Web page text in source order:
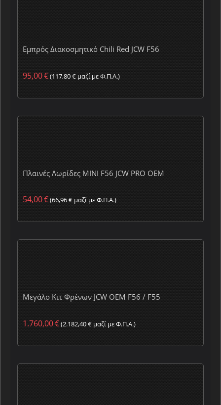
Εμπρός Διακοσμητικό Chili Red JCW F56
95,00€(117,80€ μαζί με Φ.Π.Α.)
Πλαινές Λωρίδες MINI F56 JCW PRO OEM
54,00€(66,96€ μαζί με Φ.Π.Α.)
Μεγάλο Κιτ Φρένων JCW OEM F56 / F55
1.760,00€(2.182,40€ μαζί με Φ.Π.Α.)